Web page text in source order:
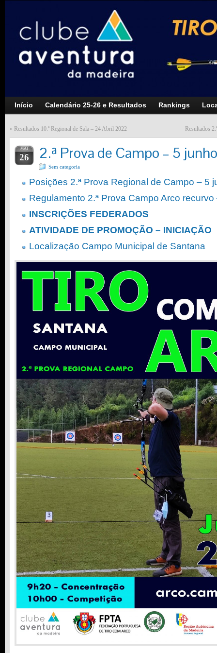
Início Calendário 25-26 e Resultados Rankings
« Resultados 10.ª Regional de Sala – 24 Abril 2022 Resultados
MAI
26 2.ª Prova de Campo – 5
Sem categoria
Posições 2.ª Prova Regional de Campo – 5
Regulamento 2.ª Prova Campo Arco
INSCRIÇÕES FEDERADOS
ATIVIDADE DE PROMOÇÃO – INICIAÇÃO
Localização Campo Municipal de Santana